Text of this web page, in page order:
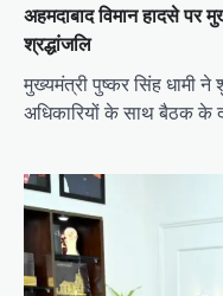
अहमदाबाद विमान हादसे पर
श्रद्धांजलि
मुख्यमंत्री पुष्कर सिंह धामी
अधिकारियों के साथ बैठक के